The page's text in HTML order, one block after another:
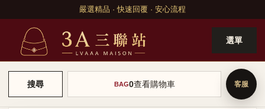
嚴選精品 · 快速回覆 · 安心流程
選單
搜尋 BAG0查看購物車